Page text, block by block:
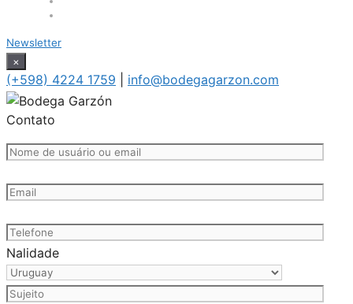
Newsletter
×
(+598) 4224 1759 info@bodegagarzon.com
Contato
Nalidade